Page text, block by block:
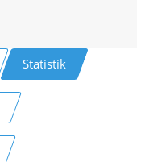
Statistik